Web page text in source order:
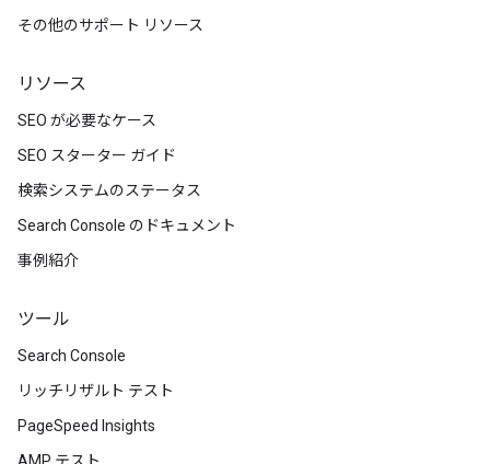
その他のサポート リソース
リソース
SEO が必要なケース
SEO スターター ガイド
検索システムのステータス
Search Console のドキュメント
事例紹介
ツール
Search Console
リッチリザルト テスト
PageSpeed Insights